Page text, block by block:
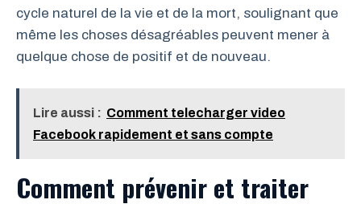
cycle naturel de la vie et de la mort, soulignant que
même les choses désagréables peuvent mener à
quelque chose de positif et de nouveau.
Lire aussi : Comment telecharger video
Facebook rapidement et sans compte
Comment prévenir et traiter